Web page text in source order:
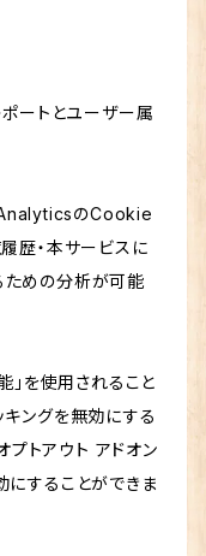
ートとユーザー属
AnalyticsのCookie
歴・本サービスに
ための分析が可能
を使用されること
キングを無効にする
トアウト アドオン
にすることができま